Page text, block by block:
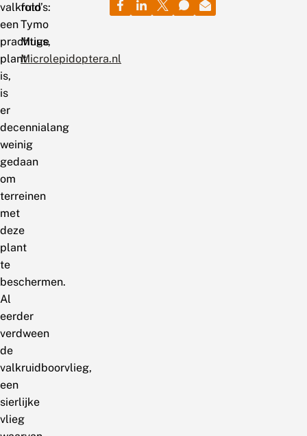
valkruid
een
prachtige
plant
is,
is
er
decennialang
weinig
gedaan
om
terreinen
met
deze
plant
te
beschermen.
Al
eerder
verdween
de
valkruidboorvlieg,
een
sierlijke
vlieg
foto’s:
Tymo
Muus,
Microlepidoptera.nl